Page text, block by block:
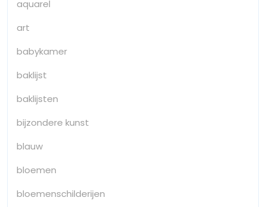
aquarel
art
babykamer
baklijst
baklijsten
bijzondere kunst
blauw
bloemen
bloemenschilderijen